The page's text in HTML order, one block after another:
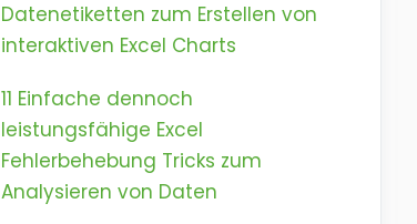
Datenetiketten zum Erstellen von
interaktiven Excel Charts
11 Einfache dennoch
leistungsfähige Excel
Fehlerbehebung Tricks zum
Analysieren von Daten